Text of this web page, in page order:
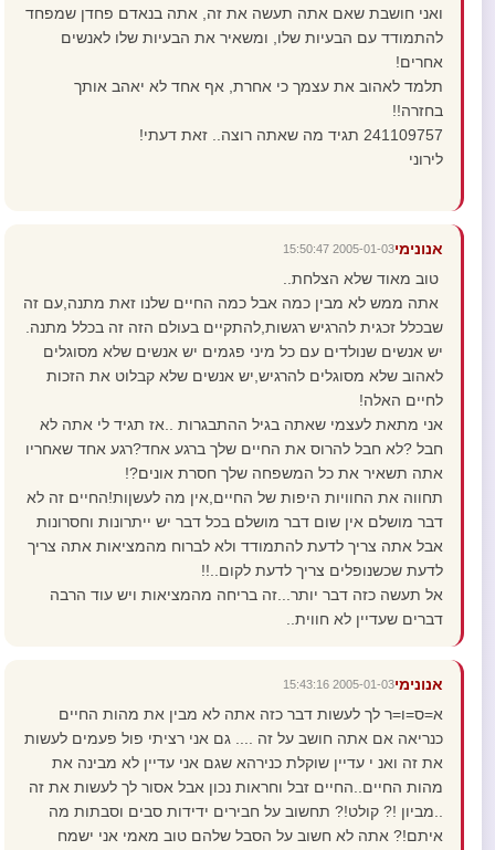
ואני חושבת שאם אתה תעשה את זה, אתה בנאדם פחדן שמפחד
להתמודד עם הבעיות שלו, ומשאיר את הבעיות שלו לאנשים
אחרים!
תלמד לאהוב את עצמך כי אחרת, אף אחד לא יאהב אותך
בחזרה!!
241109757 תגיד מה שאתה רוצה.. זאת דעתי!
לירוני
אנונימי2005-01-03 15:50:47
טוב מאוד שלא הצלחת..
אתה ממש לא מבין כמה אבל כמה החיים שלנו זאת מתנה,עם זה
שבכלל זכגית להרגיש רגשות,להתקיים בעולם הזה זה בכלל מתנה.
יש אנשים שנולדים עם כל מיני פגמים יש אנשים שלא מסוגלים
לאהוב שלא מסוגלים להרגיש,יש אנשים שלא קבלוט את הזכות
לחיים האלה!
אני מתאת לעצמי שאתה בגיל ההתבגרות ..אז תגיד לי אתה לא
חבל ?לא חבל להרוס את החיים שלך ברגע אחד?רגע אחד שאחריו
אתה תשאיר את כל המשפחה שלך חסרת אונים?!
תחווה את החוויות היפות של החיים,אין מה לעשןות!החיים זה לא
דבר מושלם אין שום דבר מושלם בכל דבר יש ייתרונות וחסרונות
אבל אתה צריך לדעת להתמודד ולא לברוח מהמציאות אתה צריך
לדעת שכשנופלים צריך לדעת לקום..!!
אל תעשה כזה דבר יותר...זה בריחה מהמציאות ויש עוד הרבה
דברים שעדיין לא חווית..
אנונימי2005-01-03 15:43:16
א=ס=ו=ר לך לעשות דבר כזה אתה לא מבין את מהות החיים
כנריאה אם אתה חושב על זה .... גם אני רציתי פול פעמים לעשות
את זה ואנ י עדיין שוקלת כנירהא שגם אני עדיין לא מבינה את
מהות החיים..החיים זבל וחראות נכון אבל אסור לך לעשות את זה
..מביון !? קולט!? תחשוב על חבירים ידידות סבים וסבתות מה
איתם!? אתה לא חשוב על הסבל שלהם טוב מאמי אני ישמח